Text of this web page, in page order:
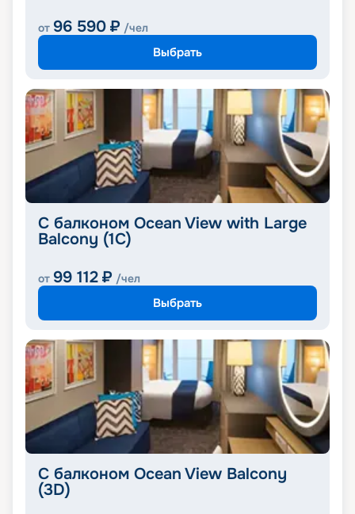
от 96 590 ₽ /чел
Выбрать
С балконом Ocean View with Large
Balcony (1C)
от 99 112 ₽ /чел
Выбрать
С балконом Ocean View Balcony
(3D)